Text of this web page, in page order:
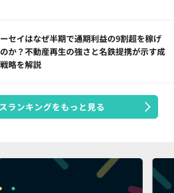
ーセイはなぜ半期で通期利益の9割超を稼げ
か？不動産再生の強さと名鉄提携が示す成
略を解説
ランキングをもっと見る